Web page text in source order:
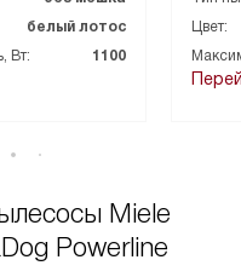
белый лотос
Вт:
1100
Цвет:
Miele
Powerline